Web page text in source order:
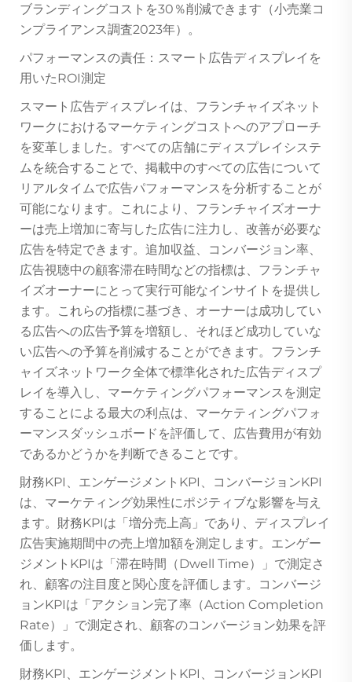
ブランディングコストを30％削減できます（小売業コ
ンプライアンス調査2023年）。
パフォーマンスの責任：スマート広告ディスプレイを
用いたROI測定
スマート広告ディスプレイは、フランチャイズネット
ワークにおけるマーケティングコストへのアプローチ
を変革しました。すべての店舗にディスプレイシステ
ムを統合することで、掲載中のすべての広告について
リアルタイムで広告パフォーマンスを分析することが
可能になります。これにより、フランチャイズオーナ
ーは売上増加に寄与した広告に注力し、改善が必要な
広告を特定できます。追加収益、コンバージョン率、
広告視聴中の顧客滞在時間などの指標は、フランチャ
イズオーナーにとって実行可能なインサイトを提供し
ます。これらの指標に基づき、オーナーは成功してい
る広告への広告予算を増額し、それほど成功していな
い広告への予算を削減することができます。フランチ
ャイズネットワーク全体で標準化された広告ディスプ
レイを導入し、マーケティングパフォーマンスを測定
することによる最大の利点は、マーケティングパフォ
ーマンスダッシュボードを評価して、広告費用が有効
であるかどうかを判断できることです。
財務KPI、エンゲージメントKPI、コンバージョンKPI
は、マーケティング効果性にポジティブな影響を与え
ます。財務KPIは「増分売上高」であり、ディスプレイ
広告実施期間中の売上増加額を測定します。エンゲー
ジメントKPIは「滞在時間（Dwell Time）」で測定さ
れ、顧客の注目度と関心度を評価します。コンバージ
ョンKPIは「アクション完了率（Action Completion
Rate）」で測定され、顧客のコンバージョン効果を評
価します。
財務KPI、エンゲージメントKPI、コンバージョンKPI